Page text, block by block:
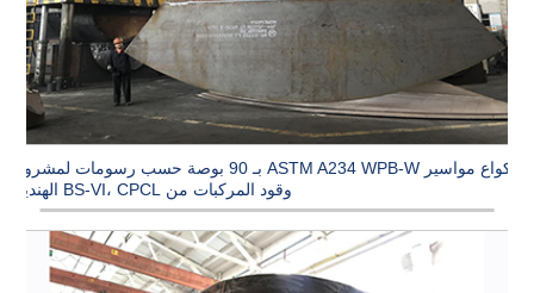
أكواع مواسير ASTM A234 WPB-W بـ 90 بوصة حسب رسومات لمشروع
وقود المركبات من BS-VI، CPCL الهندية